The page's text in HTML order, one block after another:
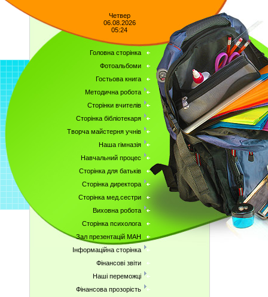
Четвер
06.08.2026
05:24
Головна сторінка
Фотоальбоми
Гостьова книга
Методична робота
Сторінки вчителів
Сторінка бібліотекаря
Творча майстерня учнів
Наша гімназія
Навчальний процес
Сторінка для батьків
Сторінка директора
Сторінка мед.сестри
Виховна робота
Сторінка психолога
Зал презентацій МАН
Інформаційна сторінка
Фінансові звіти
Наші переможці
Фінансова прозорість